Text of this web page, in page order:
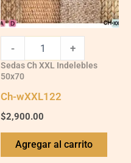
- +
Sedas Ch XXL Indelebles
50x70
Ch-wXXL122
$2,900.00
Agregar al carrito